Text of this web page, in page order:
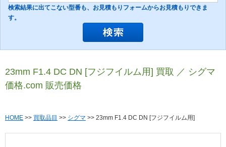
検索結果に出てこない型番も、お見積もりフォームからお見積もりできま
す。
23mm F1.4 DC DN [フジフイルム用] 買取 ／ シグマ
価格.com 販売価格
HOME >> 買取品目 >> シグマ >> 23mm F1.4 DC DN [フジフイルム用]